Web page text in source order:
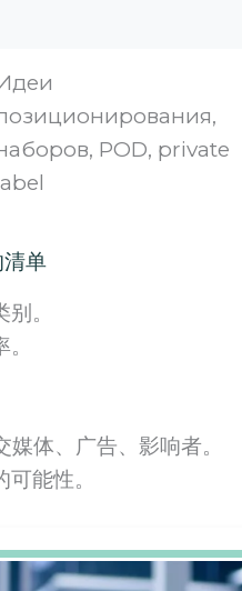
POD, private
单
。
体、广告、影响者。
能性。